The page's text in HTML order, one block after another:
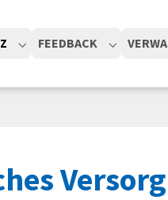
for "Zentren"
(CURRENT)
Submenu for "MVZ"
FEEDBACK Submenu